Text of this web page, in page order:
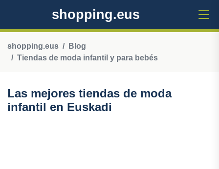
shopping.eus
shopping.eus
Blog
Tiendas de moda infantil y para bebés
Las mejores tiendas de moda
infantil en Euskadi